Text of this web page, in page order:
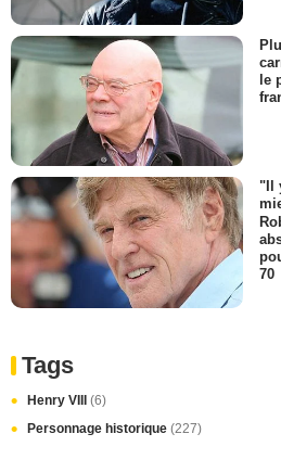
le
"Il
70
Tags
Henry VIII (6)
Personnage historique (227)